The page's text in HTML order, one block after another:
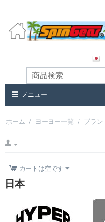
メニュー
ホーム / ヨーヨー一覧 / ブラ
カートは空です
日本